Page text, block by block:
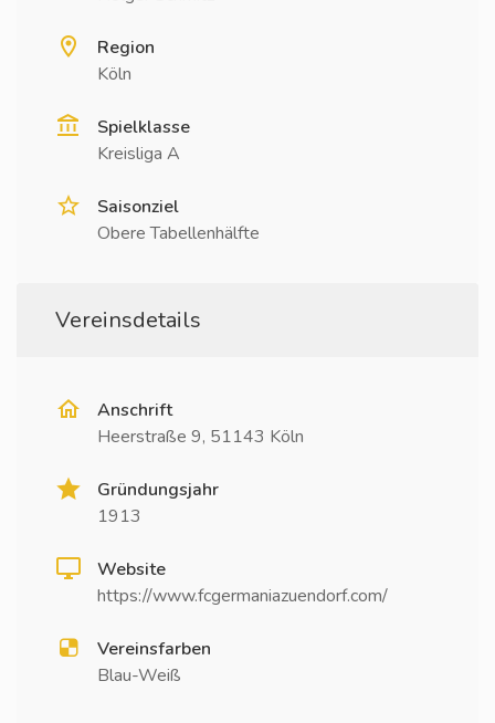
Region
Köln
Spielklasse
Kreisliga A
Saisonziel
Obere Tabellenhälfte
Vereinsdetails
Anschrift
Heerstraße 9, 51143 Köln
Gründungsjahr
1913
Website
https://www.fcgermaniazuendorf.com/
Vereinsfarben
Blau-Weiß